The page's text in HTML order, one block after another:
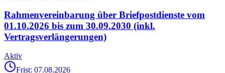
Rahmenvereinbarung über Briefpostdienste vom
01.10.2026 bis zum 30.09.2030 (inkl.
Vertragsverlängerungen)
Aktiv
Frist: 07.08.2026